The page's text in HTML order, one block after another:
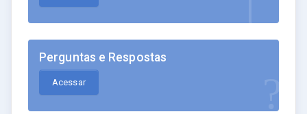
Perguntas e Respostas
Acessar